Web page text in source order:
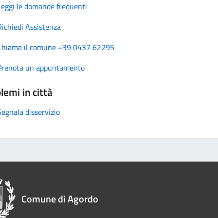
le domande frequenti
Assistenza
il comune +39 0437 62295
un appuntamento
in città
disservizio
Comune di Agordo